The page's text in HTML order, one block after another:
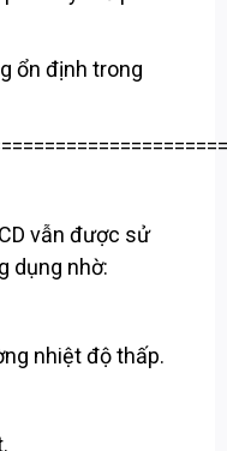
ổn định trong
vẫn được sử
dụng nhờ:
nhiệt độ thấp.